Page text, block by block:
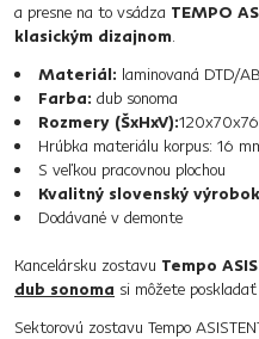
a presne na to vsádza TEMPO
klasickým dizajnom.
Materiál: laminovaná DTD/
Farba: dub sonoma
Rozmery (ŠxHxV):
Hrúbka materiálu korpus: 16
S veľkou pracovnou plochou
Kvalitný slovenský výrobok
Dodávané v demonte
Kancelársku zostavu Tempo
dub sonoma si môžete
Sektorovú zostavu Tempo